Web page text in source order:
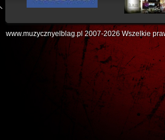
www.muzycznyelblag.pl 2007-2026 Wszelkie